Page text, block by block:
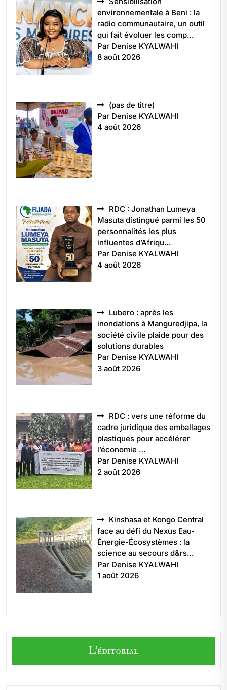
environnementale à Beni : la
radio communautaire, un outil
qui fait évoluer les comp…
Par Denise KYALWAHI
8 août 2026
(pas de titre)
5496
Par Denise KYALWAHI
4 août 2026
RDC : Jonathan Lumeya
Masuta distingué parmi les 50
personnalités les plus
influentes d’Afriqu…
Par Denise KYALWAHI
4 août 2026
Lubero : après les
inondations à Manguredjipa, la
société civile plaide pour des
solutions durables
Par Denise KYALWAHI
3 août 2026
RDC : vers une réforme du
cadre juridique des emballages
plastiques pour accélérer
l’économie …
Par Denise KYALWAHI
2 août 2026
Kinshasa et Kongo Central
face au défi du Nexus Eau-
Énergie-Écosystèmes : la
science au secours d&rs…
Par Denise KYALWAHI
1 août 2026
L'éditorial